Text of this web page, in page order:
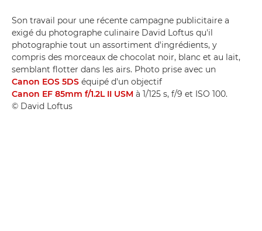
Son travail pour une récente campagne publicitaire a
exigé du photographe culinaire David Loftus qu'il
photographie tout un assortiment d'ingrédients, y
compris des morceaux de chocolat noir, blanc et au lait,
semblant flotter dans les airs. Photo prise avec un
Canon EOS 5DS équipé d'un objectif
Canon EF 85mm f/1.2L II USM à 1/125 s, f/9 et ISO 100.
© David Loftus